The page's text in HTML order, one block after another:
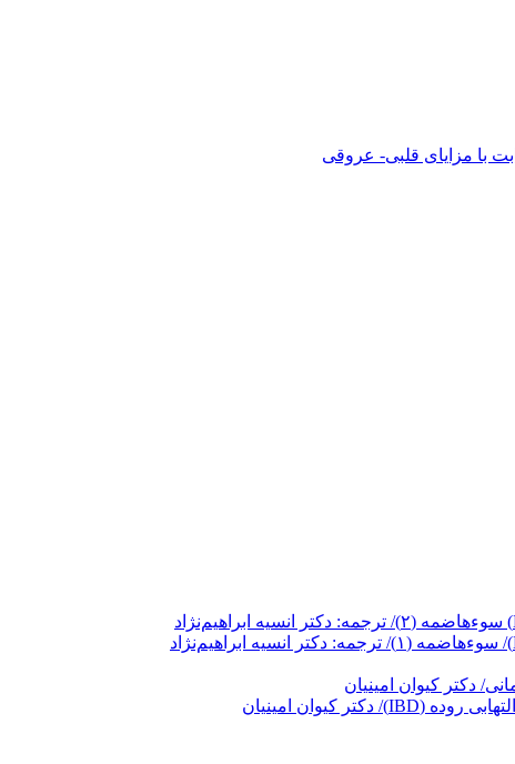
دکتر کیوان امینیان